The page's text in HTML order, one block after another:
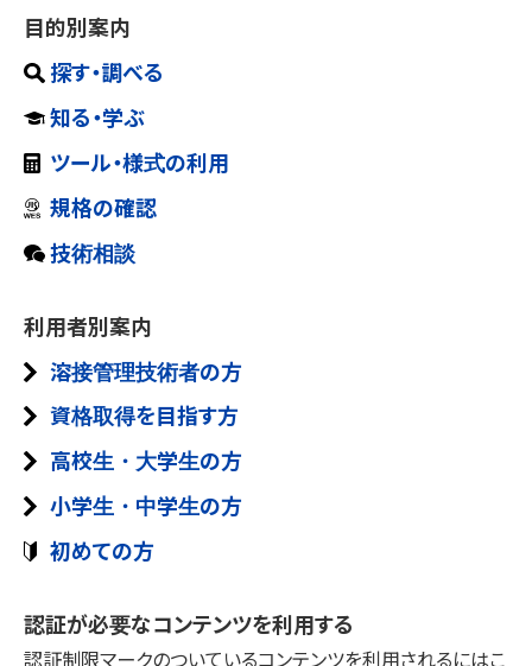
溶接用語
「溶接用語事典 第2版」を元に初学者にも理解していただきたい用
語をピックアップし、解説を付与しています。
多軸応力下の疲労および延性破壊データベース
「溶接用語事典 原子力研究委員会FQA小委員会による多軸応力下
の疲労および延性破壊の調査研究の活動成果を取り纏めたデータ
ベースです。
低合金鋼溶接金属データベース
元素の含有量が5%以下の鋼のデータ。
クリープ・疲労・CCT線図データ
国立研究開発法人 物質・材料研究機構が発信する世界最大級の
クです。
溶接関係の統計と溶接に関する統計のリンク集です。
溶接関連サイト
溶接技術の情報収集に役立つサイトをまとめました。
士が鋭く“バッテン！” ４コマ風マンガ
溶接レポートマンガ 現場からお伝えします！
様々な現場で活躍する溶接技術をレポートマンガでお伝えします。
コミック「溶接女子がゆく！！」
溶接の世界に飛び込んだ溶接女子の声をコミック形式でお伝えし
空に海に陸に生活に街で見かけるいろんなところで活躍する溶接を
ご紹介します。
JIS検定を目指す方、更なる技能の向上を目指す方を対象に、被覆
アーク溶接の実技とそのポイントをまとめた教育動画です。
JIS検定を目指す方、更なる技能の向上を目指す方を対象にした、
炭酸ガスアーク溶接の教育動画です。
溶接記号作成支援ツール
JIS規格 Z 3021:2010版 に対応した「溶接記号」が簡単に作図
できます。
固有変形データベース・溶接変形シミュレータ
ミュレータが利用いただけます。
鋼構造物の溶接設計上のさまざまな影響を考慮したシミュレー
日本溶接協会が原案を作成した各JIS規格について日本工業
日本溶接協会規格(WES)
日本における溶接の団体規格として広く、内外で用いられてい
軽金属溶接協会規格(LWS)
確保するための溶接施工及び管理に関する各規格が購入いた
だけます。
溶接管理技術者の方からの技術相談には溶接技術者交流会
WE-COM にて専門家チームが回答を担当いたします。溶接管
談をご利用ください(無料・回数制限あり)。
溶接技術者交流会 WE-COM の利用
ください。
溶接技術者交流会 WE-COM 入会申請
溶接管理技術者の方でご入会が済んでいない方はこちらよりご入
会ください。
溶接管理技術者の方
JIS Z 3410 (ISO 14731) / WES 8103の溶接管理技術者資格
の皆様を「溶接技術者交流会 WE-COM」が強力にサポートい
ービスです。
入会金・会費無料の溶接技術者交流会 WE-COMに入るとどんな
溶接技術者交流会 WE-COM 入会申請
会ください。
WE-COMマガジンバックナンバー
会員向けWebマガジンWE-COMマガジンの発行後6ヶ月を経過し
資格取得を目指す方
探す・調べる
溶接技術に関する様々なデータベース・文献・資料等から探した
り・調べることができます。
知る・学ぶ
マンガや動画、電子書籍など溶接技術についてご自分にあった方
法で学んで理解を深めることができるコンテンツをご用意しており
JIS、WES、LWSなどの検定試験規格について確認できます。
接合・溶接技術Ｑ＆Ａ
産業技術サービスセンター発刊「接合・溶接技術Q&A1000」
データベースです。
溶接用語
「溶接用語事典 第2版」を元に初学者にも理解していただきた
小学生・中学生の方
溶接レポートマンガ 現場からお伝えします！
様々な現場で活躍する溶接技術をマンガレポートでお伝えしま
空に海に陸に生活に街で見かけるいろんなところで活躍する溶
初めての方
探す・調べる
溶接技術に関する様々なデータベース・文献・資料等から探した
目的別案内
探す・調べる
知る・学ぶ
ツール・様式の利用
規格の確認
技術相談
利用者別案内
溶接管理技術者の方
資格取得を目指す方
高校生・大学生の方
小学生・中学生の方
初めての方
認証が必要なコンテンツを利用する
認証制限マークのついているコンテンツを利用されるにはこ